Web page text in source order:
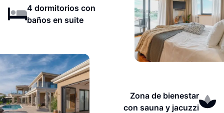
4 dormitorios con
baños en suite
Zona de bienestar
con sauna y jacuzzi